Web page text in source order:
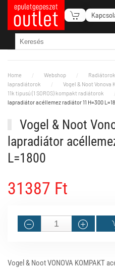
Fő tartalom átugrása
Home Webshop Radiátorok
lapradiátorok
Vogel & Noot
11k tipusú (1 SOROS) kompakt radiátorok
lapradiátor acéllemez radiátor 11 H=300
Vogel & Noot
lapradiátor
L=1800
31387 Ft
Vogel & Noot VONOVA KOMPAKT